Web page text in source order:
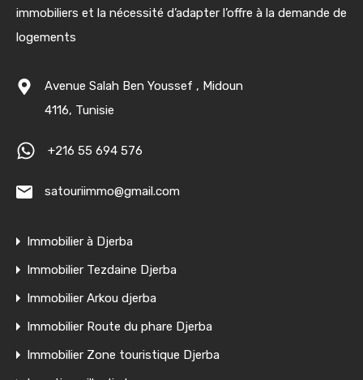
immobiliers et la nécessité d’adapter l’offre à la demande de
logements
Avenue Salah Ben Youssef , Midoun
4116, Tunisie
+216 55 694 576
satouriimmo@gmail.com
Immobilier à Djerba
Immobilier Tezdaine Djerba
Immobilier Arkou djerba
Immobilier Route du phare Djerba
Immobilier Zone touristique Djerba